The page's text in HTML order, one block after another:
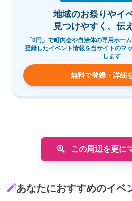
地域のお祭りやイ
見つけやすく、伝
「0円」で町内会や自治体の専用ホー
登録したイベント情報を当サイトのマ
します
無料で登録・詳細
この周辺を更に
あなたにおすすめのイベ